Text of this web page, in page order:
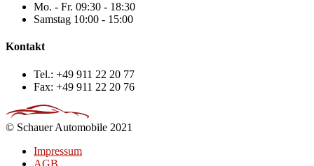
Mo. - Fr. 09:30 - 18:30
Samstag 10:00 - 15:00
Kontakt
Tel.: +49 911 22 20 77
Fax: +49 911 22 20 76
© Schauer Automobile 2021
Impressum
AGB